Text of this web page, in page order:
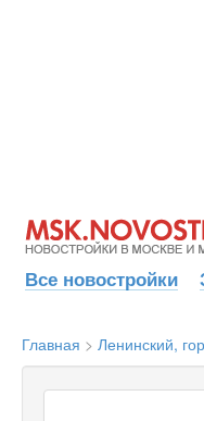
Все новостройки
Главная > Ленинский,